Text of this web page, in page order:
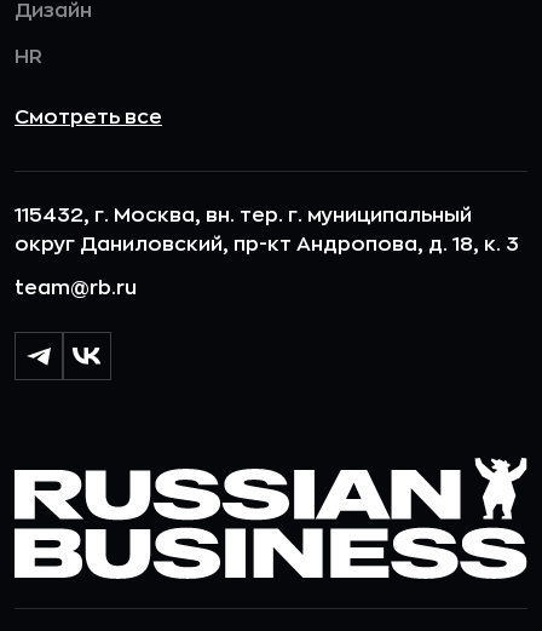
Дизайн
HR
Смотреть все
115432, г. Москва, вн. тер. г. муниципальный
округ Даниловский, пр-кт Андропова, д. 18, к. 3
team@rb.ru